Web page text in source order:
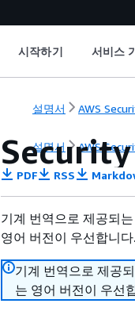
시작하기 서비스
설명서 AWS
설명서 AWS
Security
PDF RSS
기계 번역으로 제공되
영어 버전이 우선합니다.
기계 번역으로 제공
는 영어 버전이 우선